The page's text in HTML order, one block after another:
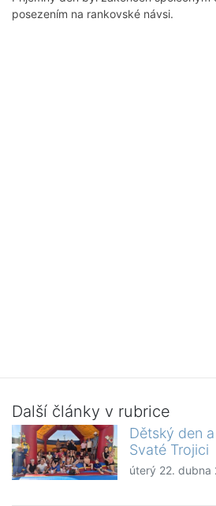
posezením na rankovské návsi.
Další články v rubrice
Dětský den
Svaté Trojici
úterý 22. dubna